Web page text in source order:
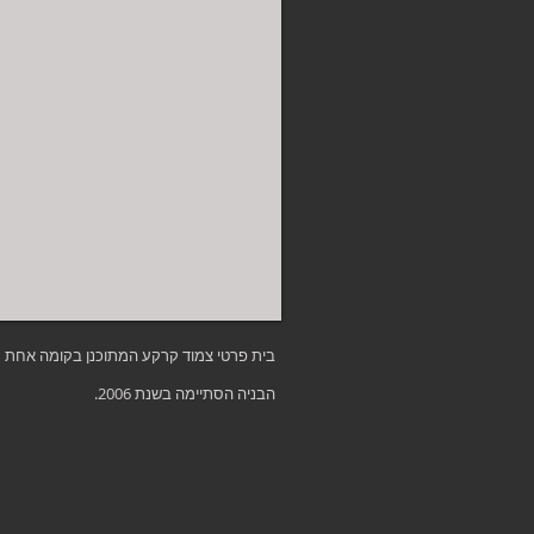
בית פרטי צמוד קרקע המתוכנן בקומה אחת על
הבניה הסתיימה בשנת 2006.